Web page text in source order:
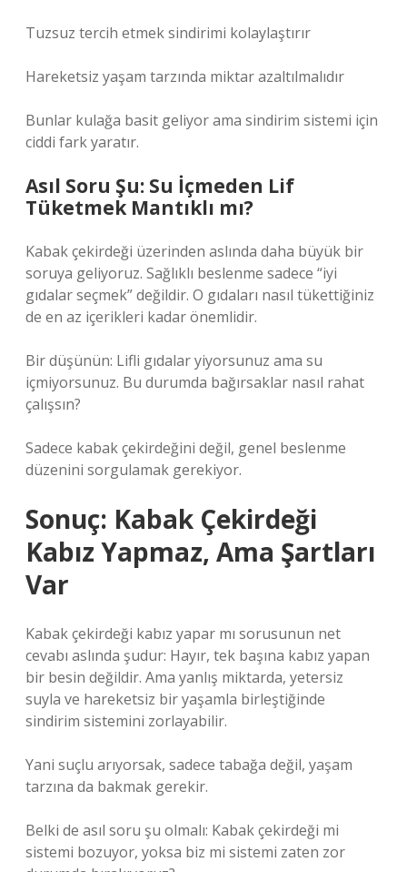
Tuzsuz tercih etmek sindirimi kolaylaştırır
Hareketsiz yaşam tarzında miktar azaltılmalıdır
Bunlar kulağa basit geliyor ama sindirim sistemi için
ciddi fark yaratır.
Asıl Soru Şu: Su İçmeden Lif
Tüketmek Mantıklı mı?
Kabak çekirdeği üzerinden aslında daha büyük bir
soruya geliyoruz. Sağlıklı beslenme sadece “iyi
gıdalar seçmek” değildir. O gıdaları nasıl tükettiğiniz
de en az içerikleri kadar önemlidir.
Bir düşünün: Lifli gıdalar yiyorsunuz ama su
içmiyorsunuz. Bu durumda bağırsaklar nasıl rahat
çalışsın?
Sadece kabak çekirdeğini değil, genel beslenme
düzenini sorgulamak gerekiyor.
Sonuç: Kabak Çekirdeği
Kabız Yapmaz, Ama Şartları
Var
Kabak çekirdeği kabız yapar mı sorusunun net
cevabı aslında şudur: Hayır, tek başına kabız yapan
bir besin değildir. Ama yanlış miktarda, yetersiz
suyla ve hareketsiz bir yaşamla birleştiğinde
sindirim sistemini zorlayabilir.
Yani suçlu arıyorsak, sadece tabağa değil, yaşam
tarzına da bakmak gerekir.
Belki de asıl soru şu olmalı: Kabak çekirdeği mi
sistemi bozuyor, yoksa biz mi sistemi zaten zor